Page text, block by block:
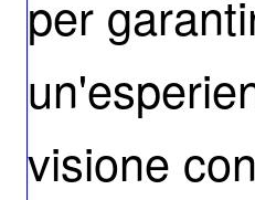
per
visione